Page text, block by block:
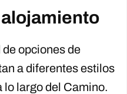
opciones de
a diferentes estilos
lo largo del Camino.